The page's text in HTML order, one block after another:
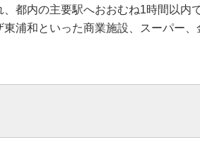
都内の主要駅へおおむね1時間以内
浦和といった商業施設、スーパー